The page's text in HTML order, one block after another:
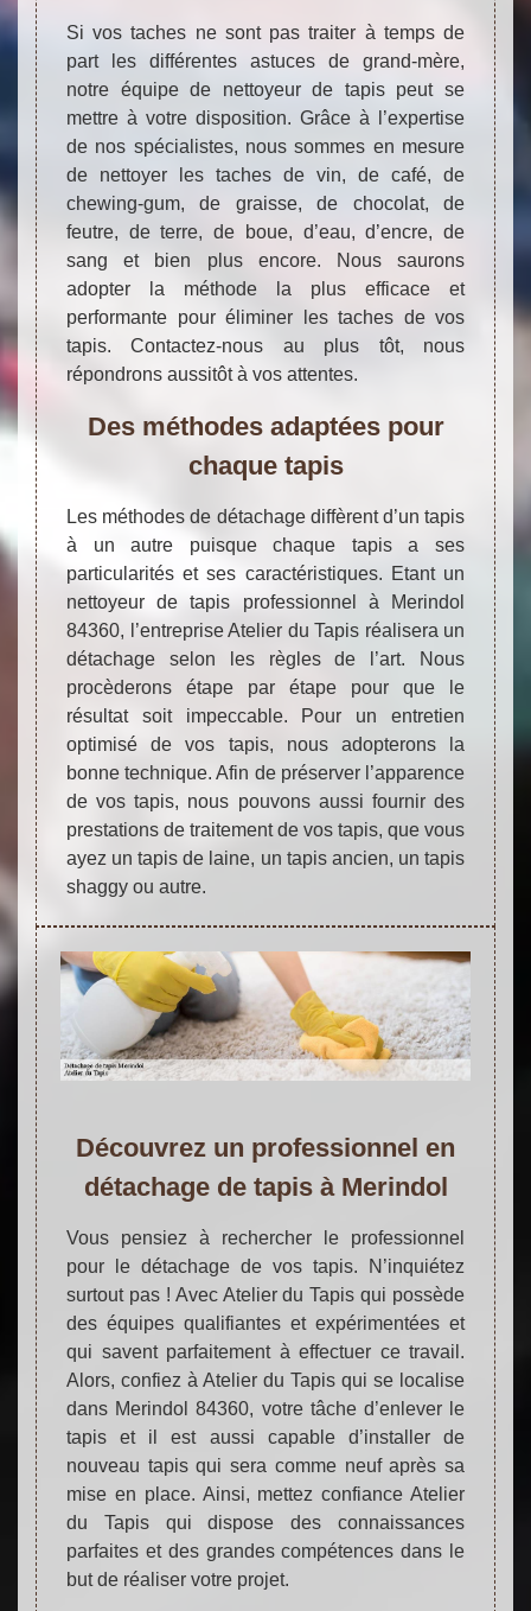
Si vos taches ne sont pas traiter à temps de
part les différentes astuces de grand-mère,
notre équipe de nettoyeur de tapis peut se
mettre à votre disposition. Grâce à l’expertise
de nos spécialistes, nous sommes en mesure
de nettoyer les taches de vin, de café, de
chewing-gum, de graisse, de chocolat, de
feutre, de terre, de boue, d’eau, d’encre, de
sang et bien plus encore. Nous saurons
adopter la méthode la plus efficace et
performante pour éliminer les taches de vos
tapis. Contactez-nous au plus tôt, nous
répondrons aussitôt à vos attentes.
Des méthodes adaptées pour
chaque tapis
Les méthodes de détachage diffèrent d’un tapis
à un autre puisque chaque tapis a ses
particularités et ses caractéristiques. Etant un
nettoyeur de tapis professionnel à Merindol
84360, l’entreprise Atelier du Tapis réalisera un
détachage selon les règles de l’art. Nous
procèderons étape par étape pour que le
résultat soit impeccable. Pour un entretien
optimisé de vos tapis, nous adopterons la
bonne technique. Afin de préserver l’apparence
de vos tapis, nous pouvons aussi fournir des
prestations de traitement de vos tapis, que vous
ayez un tapis de laine, un tapis ancien, un tapis
shaggy ou autre.
Découvrez un professionnel en
détachage de tapis à Merindol
Vous pensiez à rechercher le professionnel
pour le détachage de vos tapis. N’inquiétez
surtout pas ! Avec Atelier du Tapis qui possède
des équipes qualifiantes et expérimentées et
qui savent parfaitement à effectuer ce travail.
Alors, confiez à Atelier du Tapis qui se localise
dans Merindol 84360, votre tâche d’enlever le
tapis et il est aussi capable d’installer de
nouveau tapis qui sera comme neuf après sa
mise en place. Ainsi, mettez confiance Atelier
du Tapis qui dispose des connaissances
parfaites et des grandes compétences dans le
but de réaliser votre projet.